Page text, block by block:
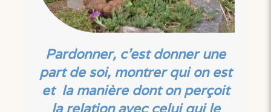
Pardonner, c'est donner une
part de soi, montrer qui on est
et la manière dont on perçoit
la relation avec celui qui le